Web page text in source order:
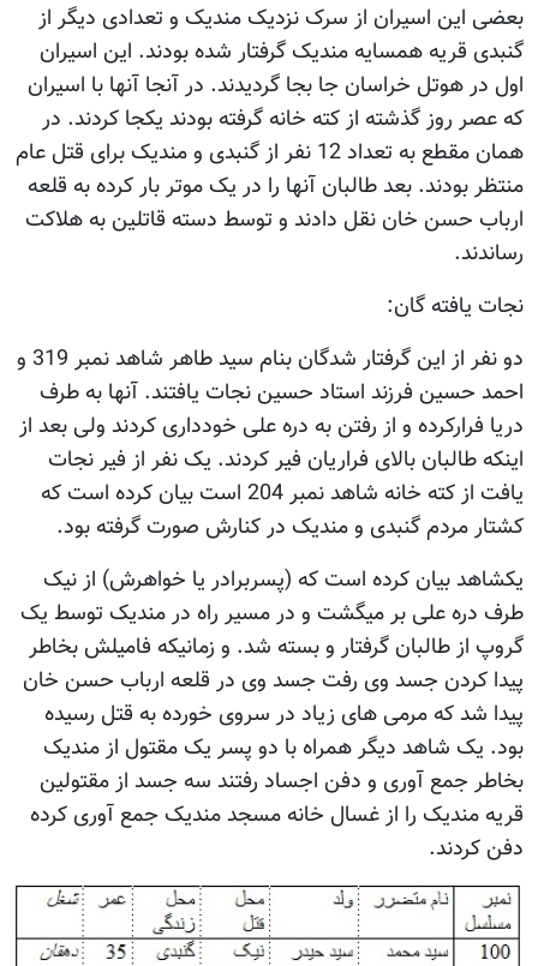
بعضی این اسیران از سرک نزدیک مندیک و تعدادی دیگر از
گنبدی قریه همسایه مندیک گرفتار شده بودند. این اسیران
اول در هوتل خراسان جا بجا گردیدند. در آنجا آنها با اسیران
که عصر روز گذشته از کته خانه گرفته بودند یکجا کردند. در
همان مقطع به تعداد 12 نفر از گنبدی و مندیک برای قتل عام
منتظر بودند. بعد طالبان آنها را در یک موتر بار کرده به قلعه
ارباب حسن خان نقل دادند و توسط دسته قاتلین به هلاکت
رساندند.
نجات یافته گان:
دو نفر از این گرفتار شدگان بنام سید طاهر شاهد نمبر 319 و
احمد حسین فرزند استاد حسین نجات یافتند. آنها به طرف
دریا فرارکرده و از رفتن به دره علی خودداری کردند ولی بعد از
اینکه طالبان بالای فراریان فیر کردند. یک نفر از فیر نجات
یافت از کته خانه شاهد نمبر 204 است بیان کرده است که
کشتار مردم گنبدی و مندیک در کنارش صورت گرفته بود.
یکشاهد بیان کرده است که (پسربرادر یا خواهرش) از نیک
طرف دره علی بر میگشت و در مسیر راه در مندیک توسط یک
گروپ از طالبان گرفتار و بسته شد. و زمانیکه فامیلش بخاطر
پیدا کردن جسد وی رفت جسد وی در قلعه ارباب حسن خان
پیدا شد که مرمی های زیاد در سروی خورده به قتل رسیده
بود. یک شاهد دیگر همراه با دو پسر یک مقتول از مندیک
بخاطر جمع آوری و دفن اجساد رفتند سه جسد از مقتولین
قریه مندیک را از غسال خانه مسجد مندیک جمع آوری کرده
دفن کردند.